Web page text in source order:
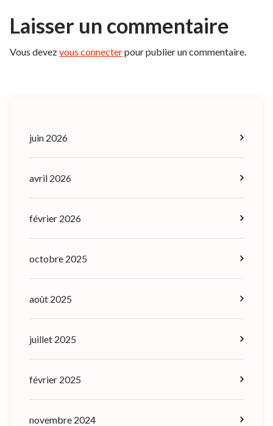
Laisser un commentaire
Vous devezvous connecterpour publier un commentaire.
juin 2026
avril 2026
février 2026
octobre 2025
août 2025
juillet 2025
février 2025
novembre 2024